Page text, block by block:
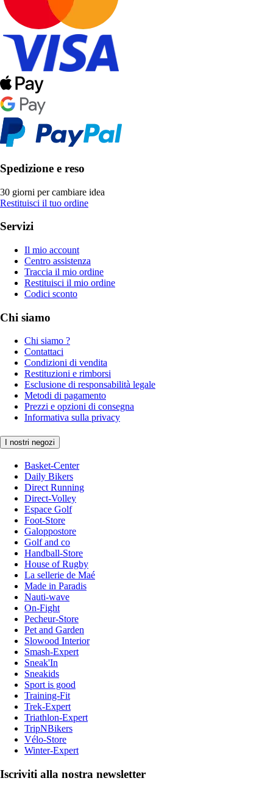
Spedizione e reso
30 giorni per cambiare idea
Restituisci il tuo ordine
Servizi
Il mio account
Centro assistenza
Traccia il mio ordine
Restituisci il mio ordine
Codici sconto
Chi siamo
Chi siamo ?
Contattaci
Condizioni di vendita
Restituzioni e rimborsi
Esclusione di responsabilità legale
Metodi di pagamento
Prezzi e opzioni di consegna
Informativa sulla privacy
I nostri negozi
Basket-Center
Daily Bikers
Direct Running
Direct-Volley
Espace Golf
Foot-Store
Galoppostore
Golf and co
Handball-Store
House of Rugby
La sellerie de Maé
Made in Paradis
Nauti-wave
On-Fight
Pecheur-Store
Pet and Garden
Slowood Interior
Smash-Expert
Sneak'In
Sneakids
Sport is good
Training-Fit
Trek-Expert
Triathlon-Expert
TripNBikers
Vélo-Store
Winter-Expert
Iscriviti alla nostra newsletter